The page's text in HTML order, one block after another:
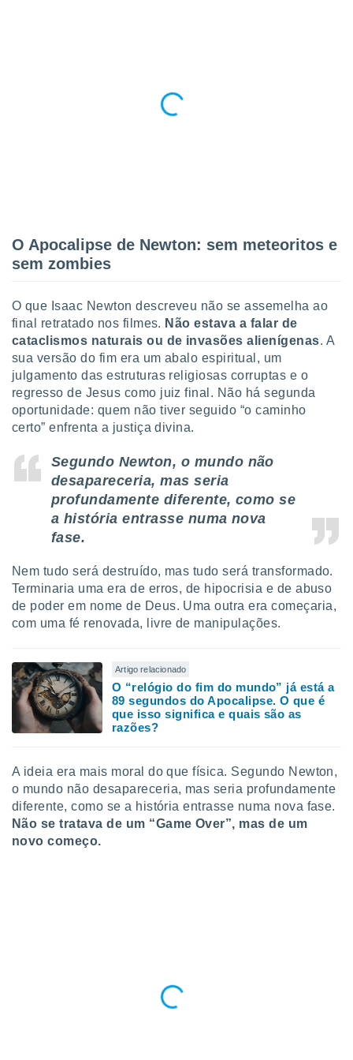
de
ou
e melhorar
dados
através
1199
O Apocalipse de Newton: sem meteoritos e
sem zombies
O que Isaac Newton descreveu não se assemelha ao
final retratado nos filmes. Não estava a falar de
cataclismos naturais ou de invasões alienígenas. A
sua versão do fim era um abalo espiritual, um
julgamento das estruturas religiosas corruptas e o
regresso de Jesus como juiz final. Não há segunda
oportunidade: quem não tiver seguido “o caminho
certo” enfrenta a justiça divina.
Segundo Newton, o mundo não
desapareceria, mas seria
profundamente diferente, como se
a história entrasse numa nova
fase.
Nem tudo será destruído, mas tudo será transformado.
Terminaria uma era de erros, de hipocrisia e de abuso
de poder em nome de Deus. Uma outra era começaria,
com uma fé renovada, livre de manipulações.
Artigo relacionado
O “relógio do fim do mundo” já está a
89 segundos do Apocalipse. O que é
que isso significa e quais são as
razões?
A ideia era mais moral do que física. Segundo Newton,
o mundo não desapareceria, mas seria profundamente
diferente, como se a história entrasse numa nova fase.
Não se tratava de um “Game Over”, mas de um
novo começo.